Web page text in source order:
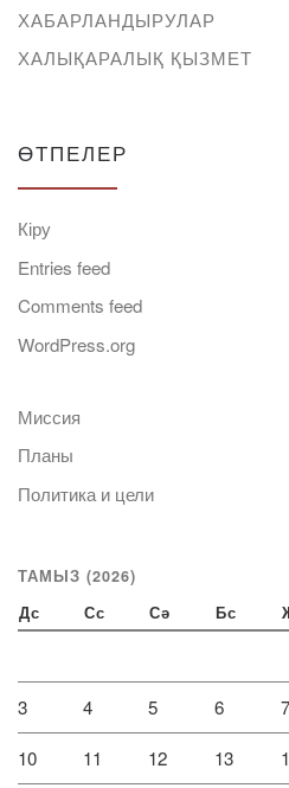
ХАБАРЛАНДЫРУЛАР
ХАЛЫҚАРАЛЫҚ ҚЫЗМЕТ
ӨТПЕЛЕР
Кіру
Entries feed
Comments feed
WordPress.org
Миссия
Планы
Политика и цели
ТАМЫЗ (2026)
Дс Сс Сә Бс
3 4 5 6 7
10 11 12 13